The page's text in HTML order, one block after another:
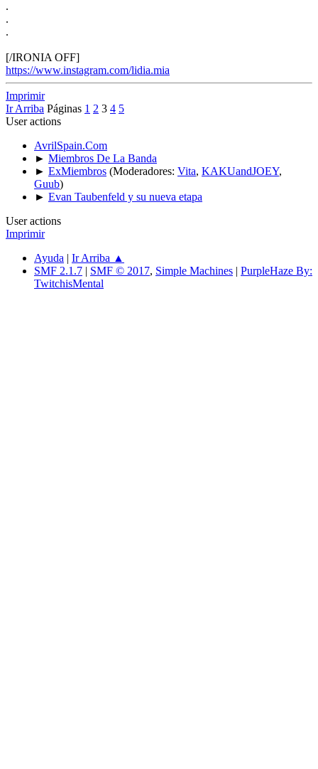
.
.
.
[/IRONIA OFF]
https://www.instagram.com/lidia.mia
Imprimir
Ir Arriba Páginas 1 2 3 4 5
User actions
AvrilSpain.Com
► Miembros De La Banda
► ExMiembros (Moderadores: Vita, KAKUandJOEY,
Guub)
► Evan Taubenfeld y su nueva etapa
User actions
Imprimir
Ayuda | Ir Arriba ▲
SMF 2.1.7 | SMF © 2017, Simple Machines | PurpleHaze By:
TwitchisMental